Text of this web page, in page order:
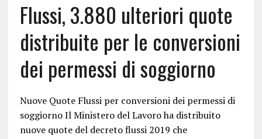
Flussi, 3.880 ulteriori quote
distribuite per le conversioni
dei permessi di soggiorno
Nuove Quote Flussi per conversioni dei permessi di
soggiorno Il Ministero del Lavoro ha distribuito
nuove quote del decreto flussi 2019 che